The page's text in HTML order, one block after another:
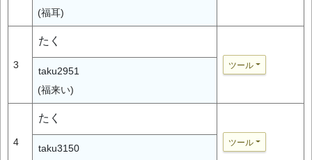
(福耳)
3
たく
ツール
taku2951
(福来い)
4
たく
ツール
taku3150